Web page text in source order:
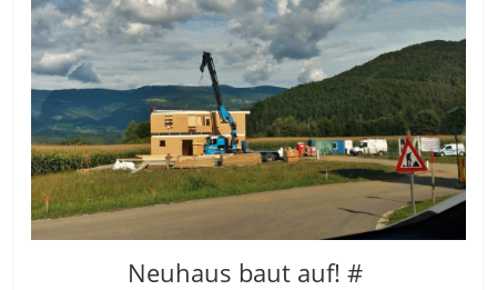
Neuhaus baut auf! #